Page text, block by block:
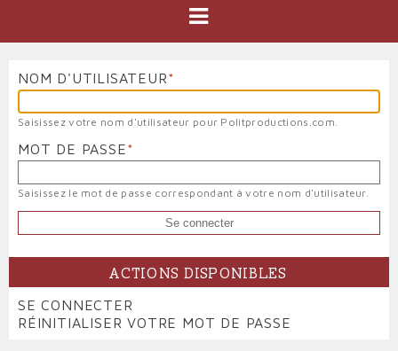
NOM D'UTILISATEUR
Saisissez votre nom d'utilisateur pour Politproductions.com.
MOT DE PASSE
Saisissez le mot de passe correspondant à votre nom d'utilisateur.
ACTIONS DISPONIBLES
PRIMARY
TABS
SE CONNECTER
ACTIF)
RÉINITIALISER VOTRE MOT DE PASSE